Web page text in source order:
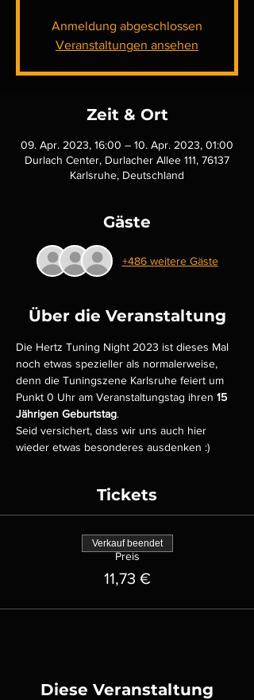
Anmeldung abgeschlossen
Veranstaltungen ansehen
Zeit & Ort
09. Apr. 2023, 16:00 – 10. Apr. 2023, 01:00
Durlach Center, Durlacher Allee 111, 76137
Karlsruhe, Deutschland
Gäste
+486 weitere Gäste
Über die Veranstaltung
Die Hertz Tuning Night 2023 ist dieses Mal
noch etwas spezieller als normalerweise,
denn die Tuningszene Karlsruhe feiert um
Punkt 0 Uhr am Veranstaltungstag ihren 15
Jährigen Geburtstag.
Seid versichert, dass wir uns auch hier
wieder etwas besonderes ausdenken :)
Tickets
Preis
11,73 €
Verkauf beendet
Diese Veranstaltung